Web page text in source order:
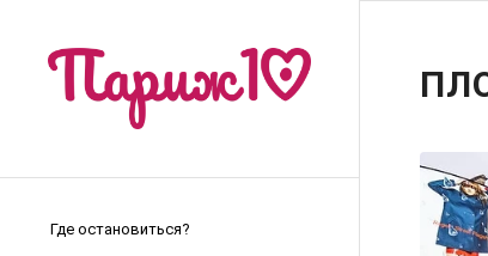
Где остановиться?